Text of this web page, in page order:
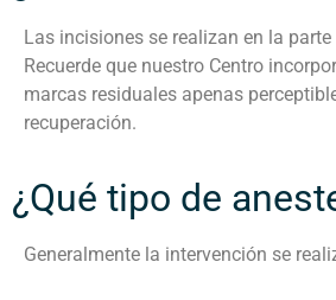
Las incisiones se realizan en la
Recuerde que nuestro Centro
marcas residuales apenas
recuperación.
¿Qué tipo de
Generalmente la intervención se